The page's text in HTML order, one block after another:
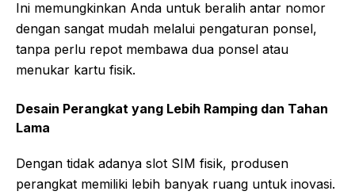
Ini memungkinkan Anda untuk beralih antar nomor
dengan sangat mudah melalui pengaturan ponsel,
tanpa perlu repot membawa dua ponsel atau
menukar kartu fisik.
Desain Perangkat yang Lebih Ramping dan Tahan
Lama
Dengan tidak adanya slot SIM fisik, produsen
perangkat memiliki lebih banyak ruang untuk inovasi.